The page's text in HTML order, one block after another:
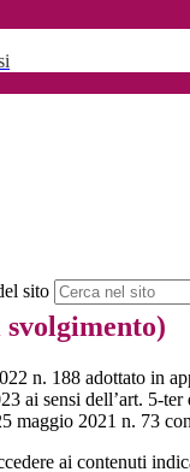
sito
svolgimento)
n. 188 adottato in
ai sensi dell’art. 5-
maggio 2021 n. 73
ai contenuti